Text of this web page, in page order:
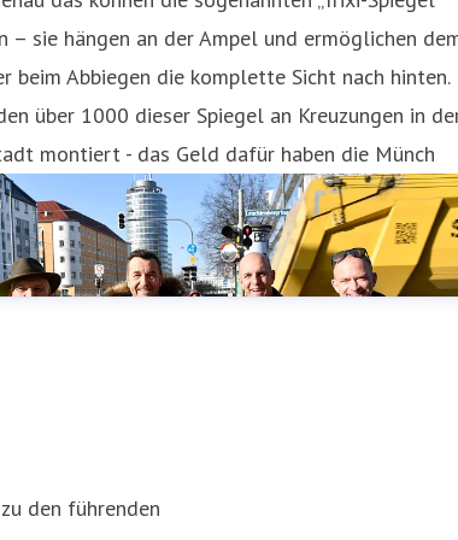
– sie hängen an der Ampel und ermöglichen
beim Abbiegen die komplette Sicht nach hinten.
über 1000 dieser Spiegel an Kreuzungen in
montiert - das Geld dafür haben die Münch
den führenden